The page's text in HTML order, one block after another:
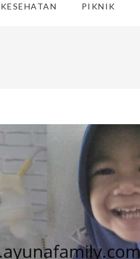
KESEHATAN PIKNIK